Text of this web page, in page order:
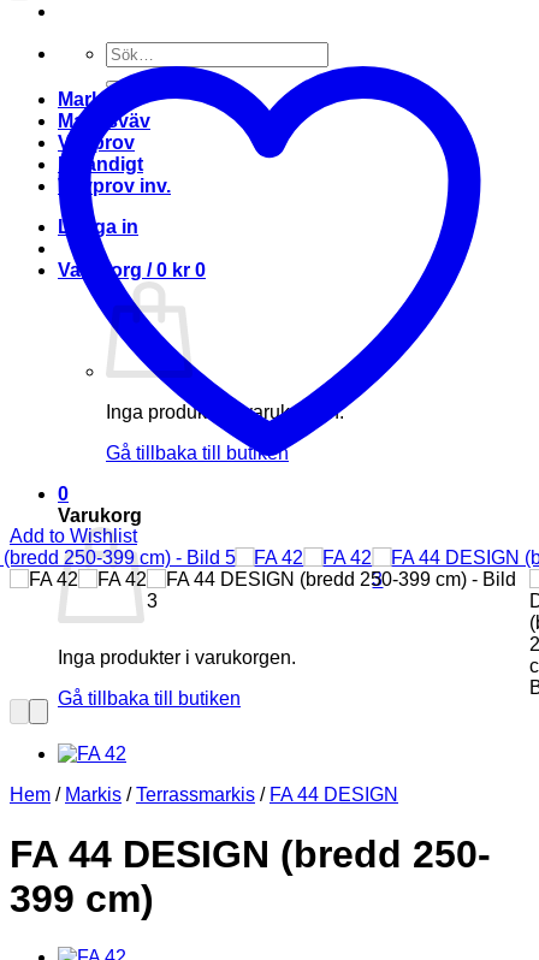
Sök
efter:
Markis
Markisväv
Vävprov
Invändigt
Vävprov inv.
Logga in
Varukorg /0 kr 0
Inga produkter i varukorgen.
Gå tillbaka till butiken
0
Varukorg
Inga produkter i varukorgen.
Gå tillbaka till butiken
Add to Wishlist
Hem / Markis / Terrassmarkis / FA 44 DESIGN
FA 44 DESIGN (bredd 250-
399 cm)